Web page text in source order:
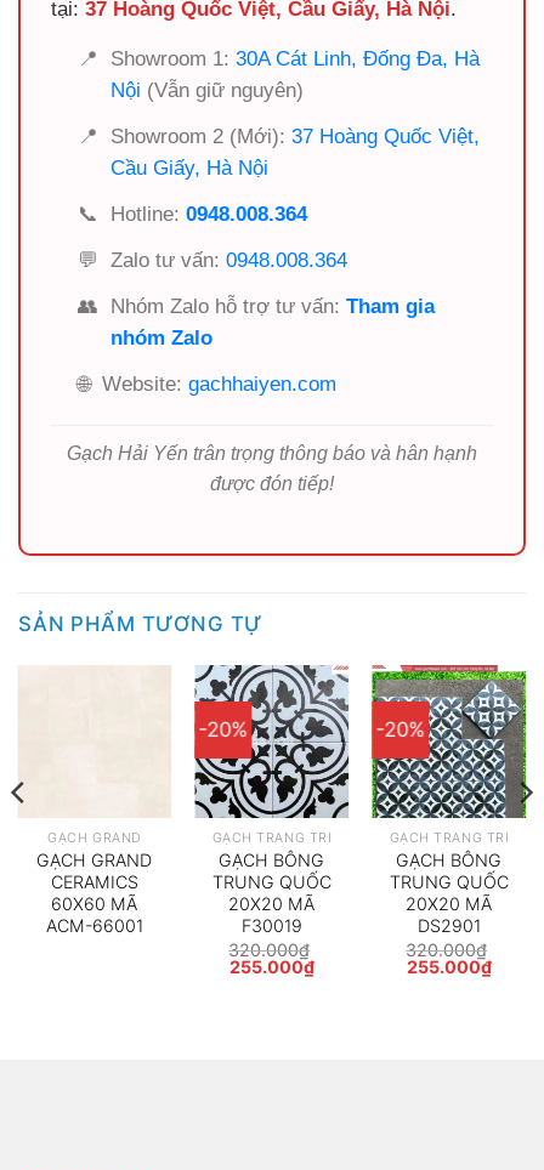
tại: 37 Hoàng Quốc Việt, Cầu Giấy, Hà Nội.
📍 Showroom 1: 30A Cát Linh, Đống Đa, Hà
Nội (Vẫn giữ nguyên)
📍
Showroom 2 (Mới): 37 Hoàng Quốc Việt,
Cầu Giấy, Hà Nội
📞
Hotline: 0948.008.364
💬
Zalo tư vấn: 0948.008.364
👥
Nhóm Zalo hỗ trợ tư vấn: Tham gia
nhóm Zalo
🌐 Website: gachhaiyen.com
Gạch Hải Yến trân trọng thông báo và hân hạnh
được đón tiếp!
SẢN PHẨM TƯƠNG TỰ
GẠCH GRAND
GẠCH GRAND
CERAMICS
60X60 MÃ
ACM-66001
-20%
GẠCH TRANG TRÍ
GẠCH BÔNG
TRUNG QUỐC
20X20 MÃ
F30019
320.000₫
Giá
255.000₫Giá
hiện
-20%
GẠCH TRANG TRÍ
GẠCH BÔNG
TRUNG QUỐC
20X20 MÃ
DS2901
320.000₫
Giá
255.000₫Giá
hiện